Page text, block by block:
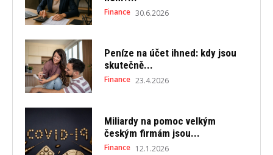
Finance 30.6.2026
Peníze na účet ihned: kdy jsou
skutečně...
Finance 23.4.2026
Miliardy na pomoc velkým
českým firmám jsou...
Finance 12.1.2026